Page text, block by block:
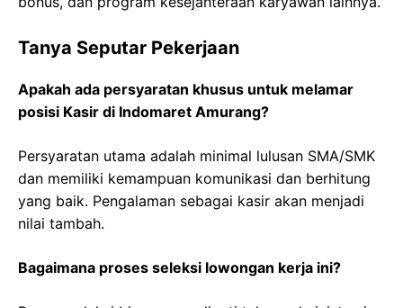
Tanya Seputar Pekerjaan
Apakah ada persyaratan khusus untuk melamar
posisi Kasir di Indomaret Amurang?
Persyaratan utama adalah minimal lulusan SMA/SMK
dan memiliki kemampuan komunikasi dan berhitung
yang baik. Pengalaman sebagai kasir akan menjadi
nilai tambah.
Bagaimana proses seleksi lowongan kerja ini?